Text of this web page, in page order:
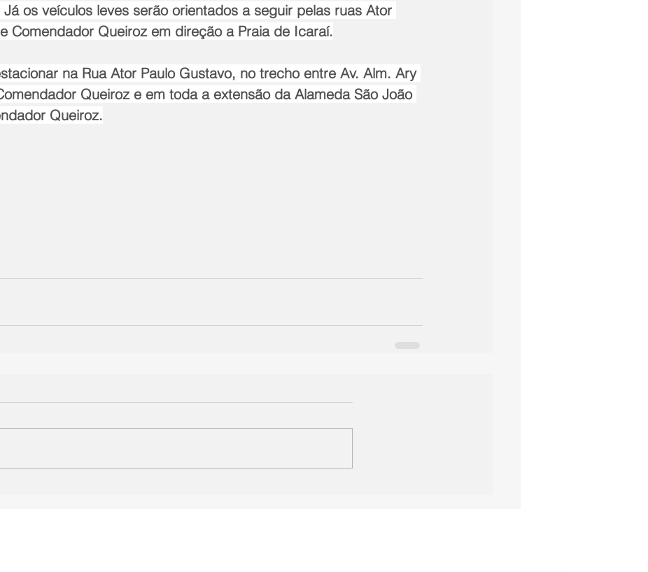
os veículos leves serão orientados a seguir pelas ruas Ator
Comendador Queiroz em direção a Praia de Icaraí.
na Rua Ator Paulo Gustavo, no trecho entre Av. Alm. Ary
Queiroz e em toda a extensão da Alameda São João
Queiroz.